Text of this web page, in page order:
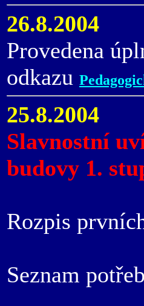
26.8.2004
Provedena
odkazu
25.8.2004
Slavnostní
budovy 1.
Rozpis
Seznam